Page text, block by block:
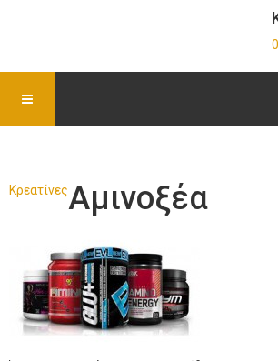
ΚρεατίνεςΑμινοξέα